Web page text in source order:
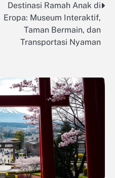
Destinasi Ramah Anak di
Eropa: Museum Interaktif,
Taman Bermain, dan
Transportasi Nyaman